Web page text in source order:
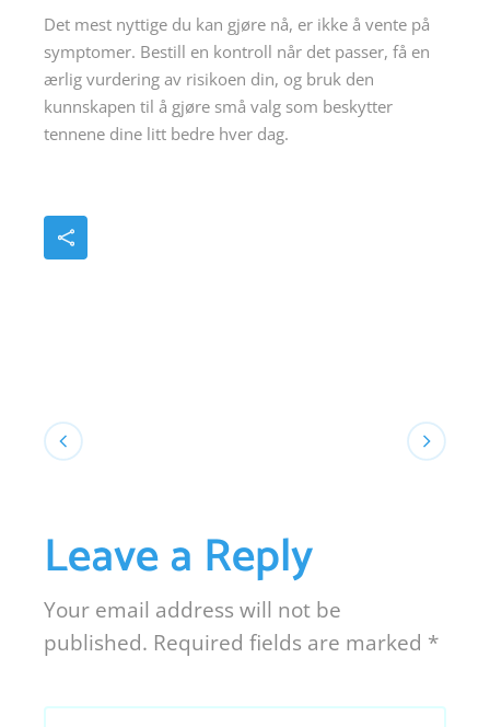
Det mest nyttige du kan gjøre nå, er ikke å vente på
symptomer. Bestill en kontroll når det passer, få en
ærlig vurdering av risikoen din, og bruk den
kunnskapen til å gjøre små valg som beskytter
tennene dine litt bedre hver dag.
Leave a Reply
Your email address will not be
published. Required fields are marked *